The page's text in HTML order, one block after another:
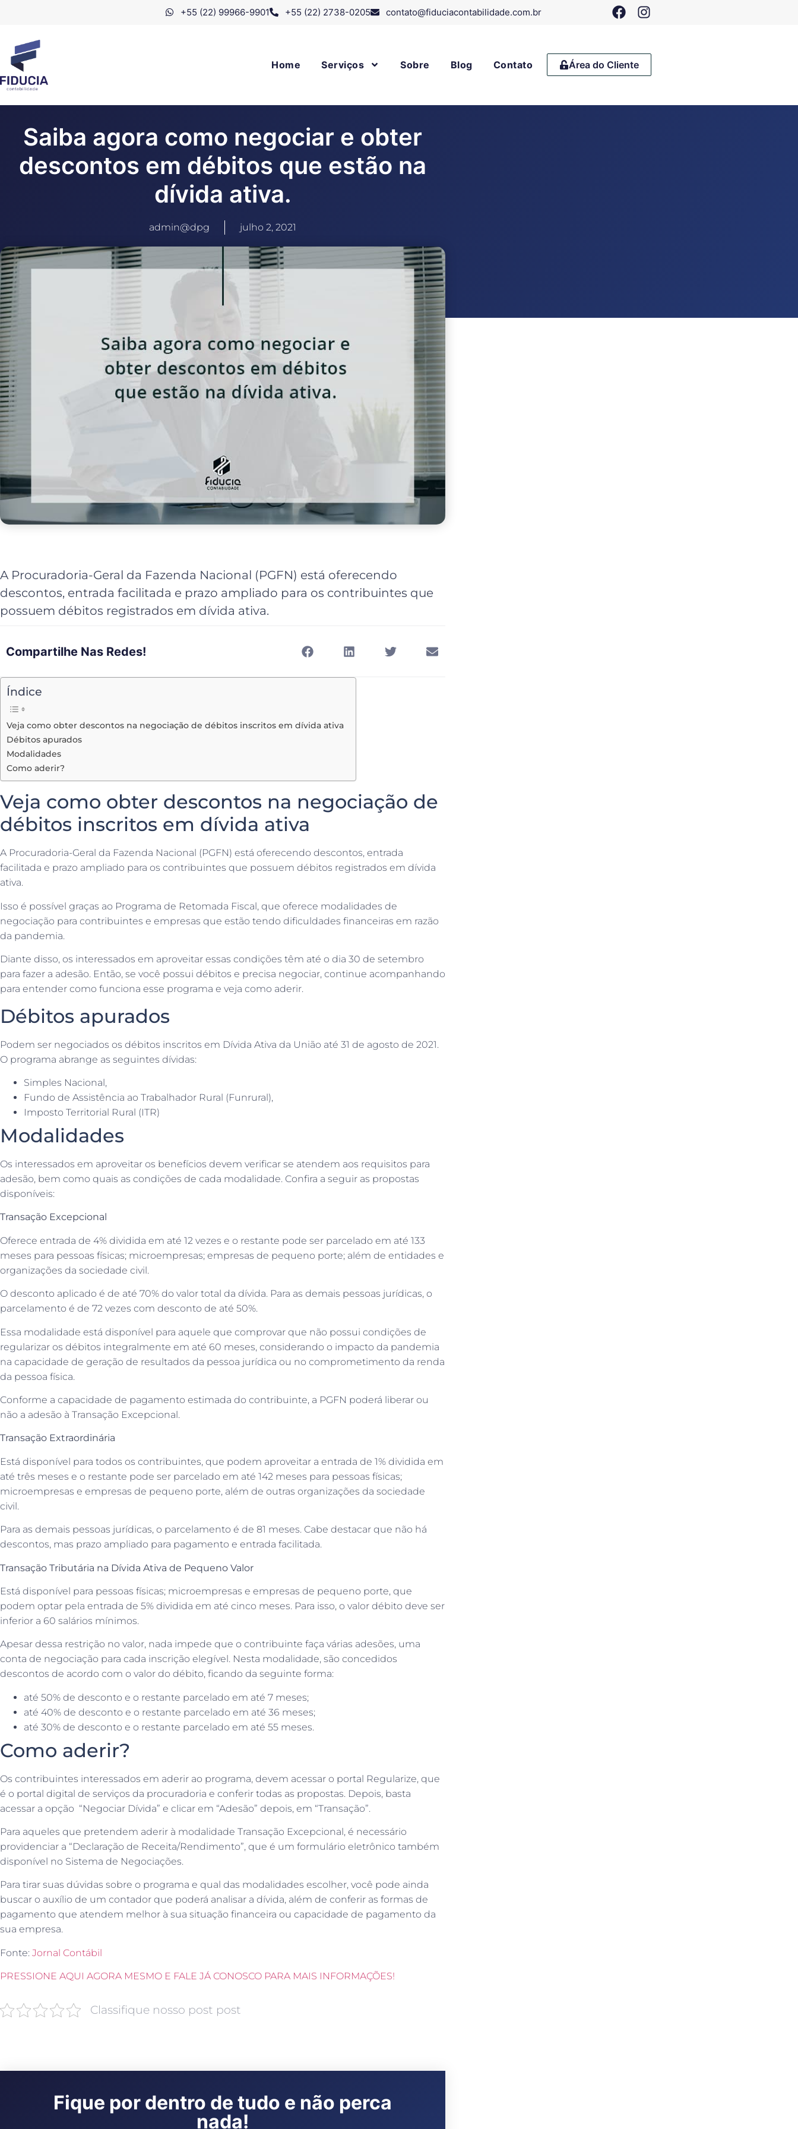
+55 (22) 99966-9901 +55 (22) 2738-0205 contato@fiduciacontabilidade.com.br
Home Serviços Sobre Blog Contato Área do Cliente
Saiba agora como negociar e obter
descontos em débitos que estão na
dívida ativa.
admin@dpg julho 2, 2021
A Procuradoria-Geral da Fazenda Nacional (PGFN) está oferecendo
descontos, entrada facilitada e prazo ampliado para os contribuintes que
possuem débitos registrados em dívida ativa.
Compartilhe Nas Redes!
Índice
Veja como obter descontos na negociação de débitos inscritos em dívida ativa
Débitos apurados
Modalidades
Como aderir?
Veja como obter descontos na negociação de
débitos inscritos em dívida ativa
A Procuradoria-Geral da Fazenda Nacional (PGFN) está oferecendo descontos, entrada
facilitada e prazo ampliado para os contribuintes que possuem débitos registrados em dívida
ativa.
Isso é possível graças ao Programa de Retomada Fiscal, que oferece modalidades de
negociação para contribuintes e empresas que estão tendo dificuldades financeiras em razão
da pandemia.
Diante disso, os interessados em aproveitar essas condições têm até o dia 30 de setembro
para fazer a adesão. Então, se você possui débitos e precisa negociar, continue acompanhando
para entender como funciona esse programa e veja como aderir.
Débitos apurados
Podem ser negociados os débitos inscritos em Dívida Ativa da União até 31 de agosto de 2021.
O programa abrange as seguintes dívidas:
Simples Nacional,
Fundo de Assistência ao Trabalhador Rural (Funrural),
Imposto Territorial Rural (ITR)
Modalidades
Os interessados em aproveitar os benefícios devem verificar se atendem aos requisitos para
adesão, bem como quais as condições de cada modalidade. Confira a seguir as propostas
disponíveis:
Transação Excepcional
Oferece entrada de 4% dividida em até 12 vezes e o restante pode ser parcelado em até 133
meses para pessoas físicas; microempresas; empresas de pequeno porte; além de entidades e
organizações da sociedade civil.
O desconto aplicado é de até 70% do valor total da dívida. Para as demais pessoas jurídicas, o
parcelamento é de 72 vezes com desconto de até 50%.
Essa modalidade está disponível para aquele que comprovar que não possui condições de
regularizar os débitos integralmente em até 60 meses, considerando o impacto da pandemia
na capacidade de geração de resultados da pessoa jurídica ou no comprometimento da renda
da pessoa física.
Conforme a capacidade de pagamento estimada do contribuinte, a PGFN poderá liberar ou
não a adesão à Transação Excepcional.
Transação Extraordinária
Está disponível para todos os contribuintes, que podem aproveitar a entrada de 1% dividida em
até três meses e o restante pode ser parcelado em até 142 meses para pessoas físicas;
microempresas e empresas de pequeno porte, além de outras organizações da sociedade
civil.
Para as demais pessoas jurídicas, o parcelamento é de 81 meses. Cabe destacar que não há
descontos, mas prazo ampliado para pagamento e entrada facilitada.
Transação Tributária na Dívida Ativa de Pequeno Valor
Está disponível para pessoas físicas; microempresas e empresas de pequeno porte, que
podem optar pela entrada de 5% dividida em até cinco meses. Para isso, o valor débito deve ser
inferior a 60 salários mínimos.
Apesar dessa restrição no valor, nada impede que o contribuinte faça várias adesões, uma
conta de negociação para cada inscrição elegível. Nesta modalidade, são concedidos
descontos de acordo com o valor do débito, ficando da seguinte forma:
até 50% de desconto e o restante parcelado em até 7 meses;
até 40% de desconto e o restante parcelado em até 36 meses;
até 30% de desconto e o restante parcelado em até 55 meses.
Como aderir?
Os contribuintes interessados em aderir ao programa, devem acessar o portal Regularize, que
é o portal digital de serviços da procuradoria e conferir todas as propostas. Depois, basta
acessar a opção “Negociar Dívida” e clicar em “Adesão” depois, em “Transação”.
Para aqueles que pretendem aderir à modalidade Transação Excepcional, é necessário
providenciar a “Declaração de Receita/Rendimento”, que é um formulário eletrônico também
disponível no Sistema de Negociações.
Para tirar suas dúvidas sobre o programa e qual das modalidades escolher, você pode ainda
buscar o auxílio de um contador que poderá analisar a dívida, além de conferir as formas de
pagamento que atendem melhor à sua situação financeira ou capacidade de pagamento da
sua empresa.
Fonte: Jornal Contábil
PRESSIONE AQUI AGORA MESMO E FALE JÁ CONOSCO PARA MAIS INFORMAÇÕES!
Classifique nosso post post
Fique por dentro de tudo e não perca
nada!